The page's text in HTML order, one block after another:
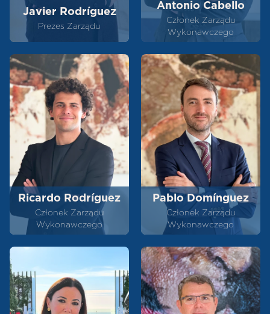
Javier Rodríguez
Prezes Zarządu
Antonio Cabello
Członek Zarządu
Wykonawczego
Ricardo Rodríguez
Członek Zarządu
Wykonawczego
Pablo Domínguez
Członek Zarządu
Wykonawczego